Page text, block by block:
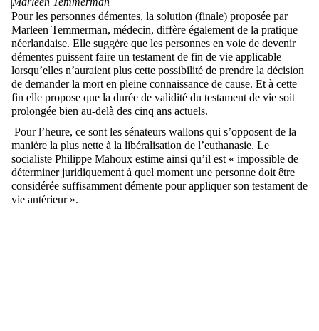
Pour les personnes démentes, la solution (finale) proposée par
Marleen Temmerman, médecin, diffère également de la pratique
néerlandaise. Elle suggère que les personnes en voie de devenir
démentes puissent faire un testament de fin de vie applicable
lorsqu’elles n’auraient plus cette possibilité de prendre la décision
de demander la mort en pleine connaissance de cause. Et à cette
fin elle propose que la durée de validité du testament de vie soit
prolongée bien au-delà des cinq ans actuels.
Pour l’heure, ce sont les sénateurs wallons qui s’opposent de la
manière la plus nette à la libéralisation de l’euthanasie. Le
socialiste Philippe Mahoux estime ainsi qu’il est « impossible de
déterminer juridiquement à quel moment une personne doit être
considérée suffisamment démente pour appliquer son testament de
vie antérieur ».